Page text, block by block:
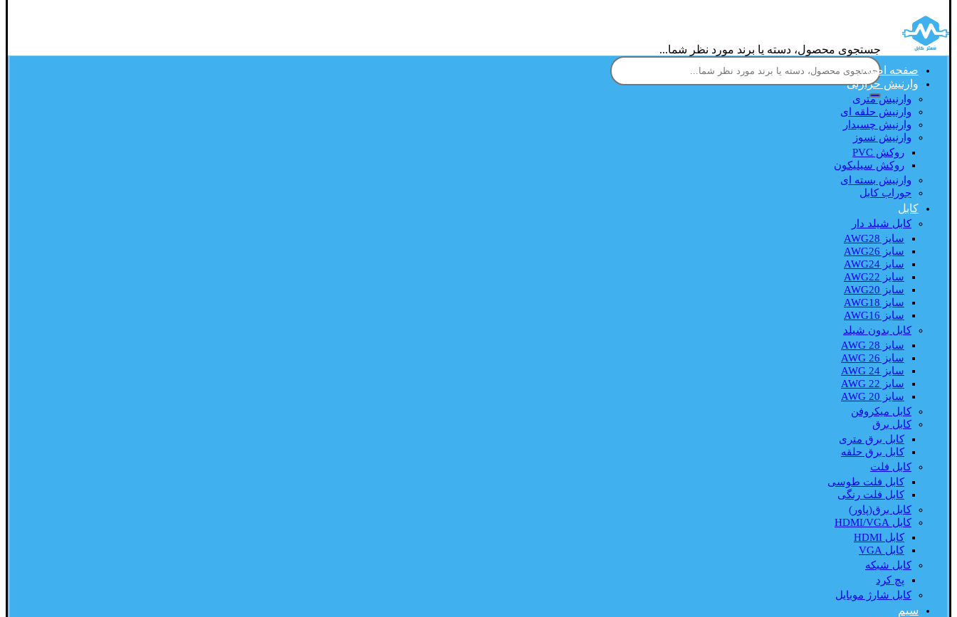
جستجوی محصول، دسته یا برند مورد نظر شما...
صفحه اصلی
وارنیش حرارتی
وارنیش متری
وارنیش حلقه ای
وارنیش چسبدار
وارنیش نسوز
روکش PVC
روکش سیلیکون
وارنیش بسته ای
جوراب کابل
کابل
کابل شیلد دار
سایز AWG28
سایز AWG26
سایز AWG24
سایز AWG22
سایز AWG20
سایز AWG18
سایز AWG16
کابل بدون شیلد
سایز AWG 28
سایز AWG 26
سایز AWG 24
سایز AWG 22
سایز AWG 20
کابل میکروفن
کابل برق
کابل برق متری
کابل برق حلقه
کابل فلت
کابل فلت طوسی
کابل فلت رنگی
کابل برق(پاور)
کابل HDMI/VGA
کابل HDMI
کابل VGA
کابل شبکه
پچ کرد
کابل شارژ موبایل
سیم